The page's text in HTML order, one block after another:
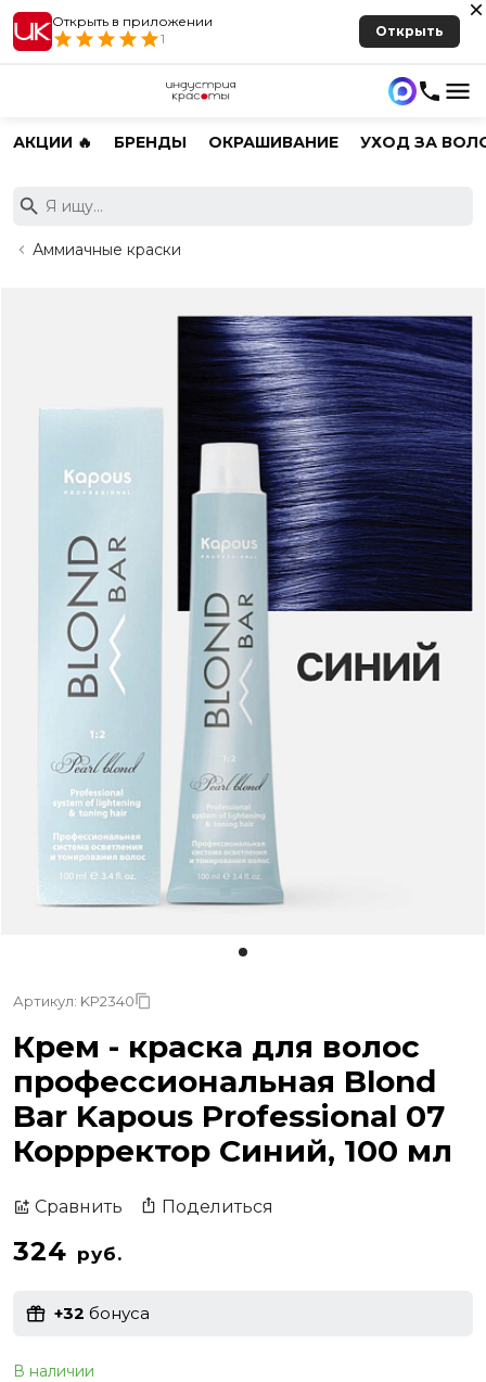
Открыть в приложении
1
Открыть
АКЦИИ 🔥 БРЕНДЫ ОКРАШИВАНИЕ УХОД ЗА
Аммиачные краски
Артикул: KP2340
Крем - краска для волос
профессиональная Blond
Bar Kapous Professional 07
Коррректор Синий, 100 мл
Сравнить Поделиться
324 руб.
+32 бонуса
В наличии